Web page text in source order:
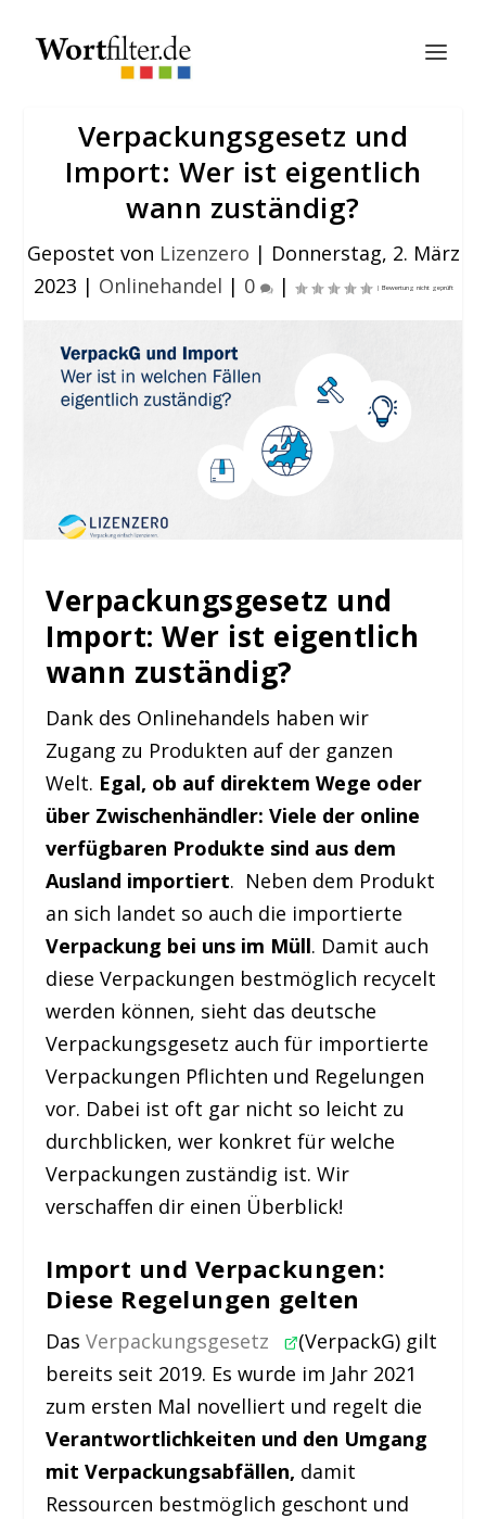
Verpackungsgesetz und
Import: Wer ist eigentlich
wann zuständig?
Gepostet von Lizenzero | Donnerstag, 2. März
2023 | Onlinehandel | 0 |
Verpackungsgesetz und
Import: Wer ist eigentlich
wann zuständig?
Dank des Onlinehandels haben wir
Zugang zu Produkten auf der ganzen
Welt. Egal, ob auf direktem Wege oder
über Zwischenhändler: Viele der online
verfügbaren Produkte sind aus dem
Ausland importiert. Neben dem Produkt
an sich landet so auch die importierte
Verpackung bei uns im Müll. Damit auch
diese Verpackungen bestmöglich recycelt
werden können, sieht das deutsche
Verpackungsgesetz auch für importierte
Verpackungen Pflichten und Regelungen
vor. Dabei ist oft gar nicht so leicht zu
durchblicken, wer konkret für welche
Verpackungen zuständig ist. Wir
verschaffen dir einen Überblick!
Import und Verpackungen:
Diese Regelungen gelten
DasVerpackungsgesetz (VerpackG) gilt
bereits seit 2019. Es wurde im Jahr 2021
zum ersten Mal novelliert und regelt die
Verantwortlichkeiten und den Umgang
mit Verpackungsabfällen, damit
Ressourcen bestmöglich geschont und